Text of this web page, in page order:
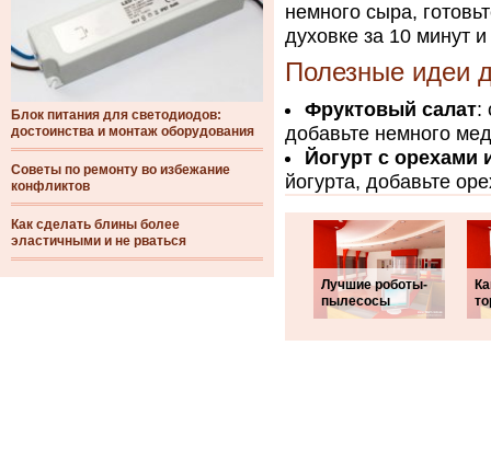
Блок питания для светодиодов:
достоинства и монтаж оборудования
Советы по ремонту во избежание
конфликтов
Как сделать блины более
эластичными и не рваться
немного сыра,
духовке за 10 минут
Полезные идеи
Фруктовый салат:
добавьте немного
Йогурт с орехами
йогурта, добавьте
Лучшие роботы-
пылесосы